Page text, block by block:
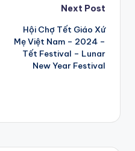
Next Post
Hội Chợ Tết Giáo Xứ
Mẹ Việt Nam – 2024 –
Tết Festival – Lunar
New Year Festival